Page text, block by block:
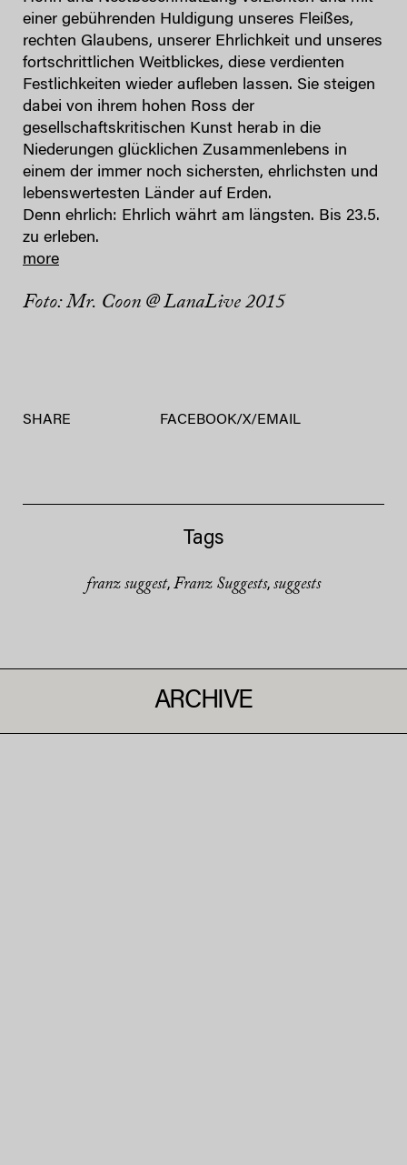
einer gebührenden Huldigung unseres Fleißes,
rechten Glaubens, unserer Ehrlichkeit und unseres
fortschrittlichen Weitblickes, diese verdienten
Festlichkeiten wieder aufleben lassen. Sie steigen
dabei von ihrem hohen Ross der
gesellschaftskritischen Kunst herab in die
Niederungen glücklichen Zusammenlebens in
einem der immer noch sichersten, ehrlichsten und
lebenswertesten Länder auf Erden.
Denn ehrlich: Ehrlich währt am längsten. Bis 23.5.
zu erleben.
more
Foto: Mr. Coon @ LanaLive 2015
SHARE FACEBOOK/X/ EMAIL
Tags
franz suggest, Franz Suggests, suggests
ARCHIVE